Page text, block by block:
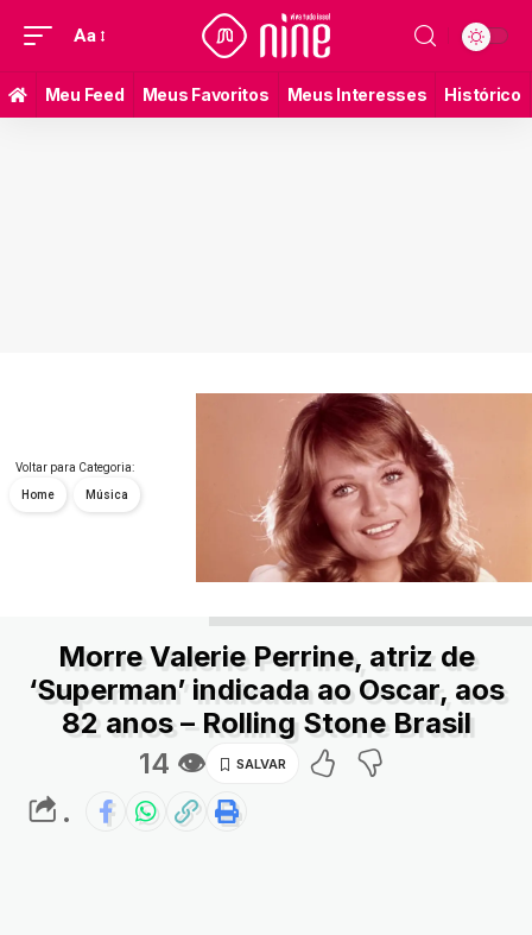
Aa
Meu Feed Meus Favoritos Meus Interesses Histórico
Voltar para Categoria:
Home Música
Morre Valerie Perrine, atriz de
‘Superman’ indicada ao Oscar, aos
82 anos – Rolling Stone Brasil
14 👁
.